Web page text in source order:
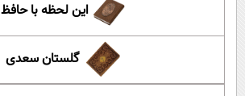
این لحظه با حافظ
گلستان سعدی